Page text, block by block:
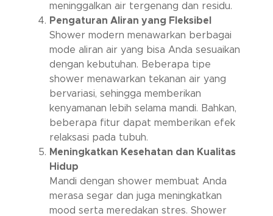
meninggalkan air tergenang dan residu.
Pengaturan Aliran yang Fleksibel
Shower modern menawarkan berbagai
mode aliran air yang bisa Anda sesuaikan
dengan kebutuhan. Beberapa tipe
shower menawarkan tekanan air yang
bervariasi, sehingga memberikan
kenyamanan lebih selama mandi. Bahkan,
beberapa fitur dapat memberikan efek
relaksasi pada tubuh.
Meningkatkan Kesehatan dan Kualitas
Hidup
Mandi dengan shower membuat Anda
merasa segar dan juga meningkatkan
mood serta meredakan stres. Shower